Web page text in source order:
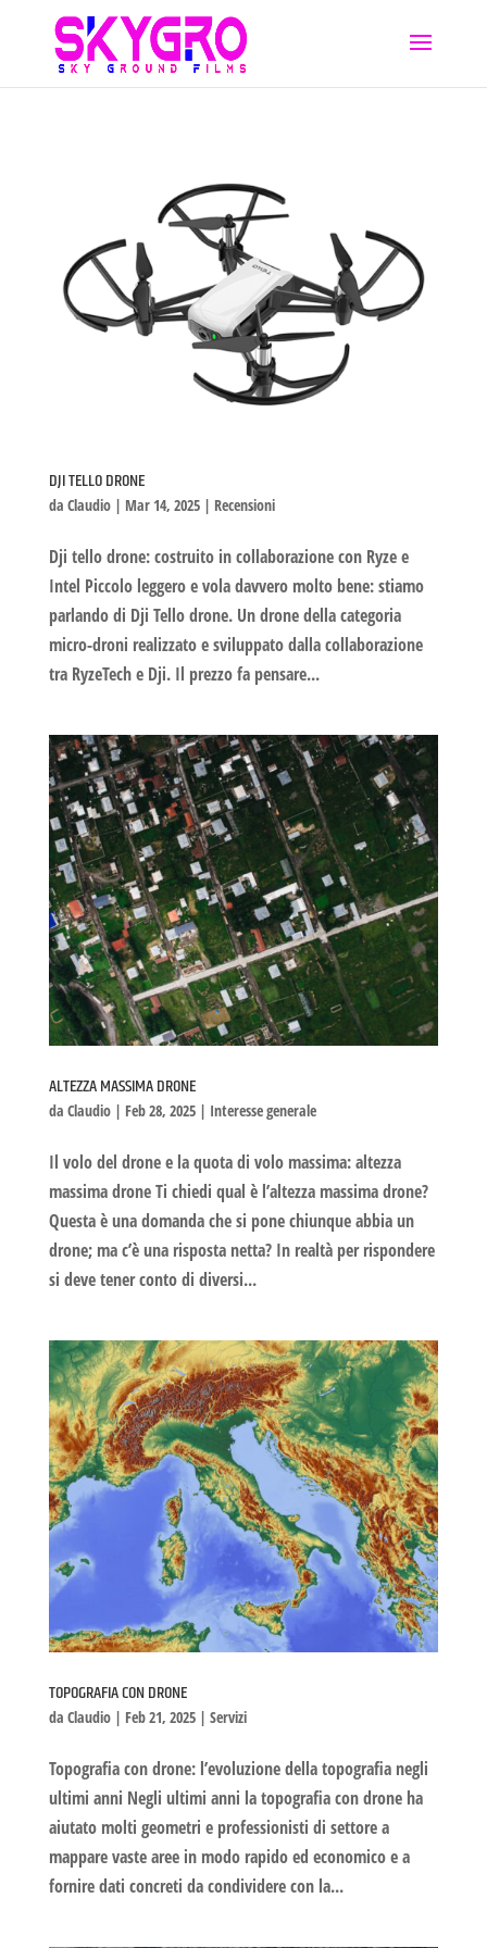
DJI TELLO DRONE
da Claudio| Mar 14, 2025| Recensioni
Dji tello drone: costruito in collaborazione con Ryze e
Intel Piccolo leggero e vola davvero molto bene: stiamo
parlando di Dji Tello drone. Un drone della categoria
micro-droni realizzato e sviluppato dalla collaborazione
tra RyzeTech e Dji. Il prezzo fa pensare...
ALTEZZA MASSIMA DRONE
da Claudio| Feb 28, 2025| Interesse generale
Il volo del drone e la quota di volo massima: altezza
massima drone Ti chiedi qual è l’altezza massima drone?
Questa è una domanda che si pone chiunque abbia un
drone; ma c’è una risposta netta? In realtà per rispondere
si deve tener conto di diversi...
TOPOGRAFIA CON DRONE
da Claudio| Feb 21, 2025| Servizi
Topografia con drone: l’evoluzione della topografia negli
ultimi anni Negli ultimi anni la topografia con drone ha
aiutato molti geometri e professionisti di settore a
mappare vaste aree in modo rapido ed economico e a
fornire dati concreti da condividere con la...